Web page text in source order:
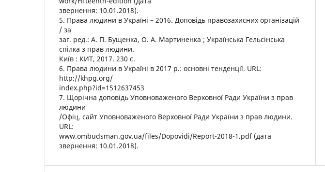
звернення: 10.01.2018).
5. Права людини в Україні – 2016. Доповідь правозахисних організацій
/ за
заг. ред.: А. П. Бущенка, О. А. Мартиненка ; Українська Гельсінська
спілка з прав людини.
Київ : КИТ, 2017. 230 с.
6. Права людини в Україні в 2017 р.: основні тенденції. URL:
http://khpg.org/
index.php?id=1512637453
7. Щорічна доповідь Уповноваженого Верховної Ради України з прав
людини
/Офіц. сайт Уповноваженого Верховної Ради України з прав людини.
URL:
www.ombudsman.gov.ua/files/Dopovidi/Report-2018-1.pdf (дата
звернення: 10.01.2018).